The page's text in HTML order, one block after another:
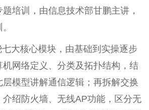
培训，由信息技术部甘鹏主讲，
大核心模块，由基础到实操逐步
网络定义、分类及拓扑结构，结
模型讲解通信逻辑；再拆解交换
绍防火墙、无线AP功能，区分无